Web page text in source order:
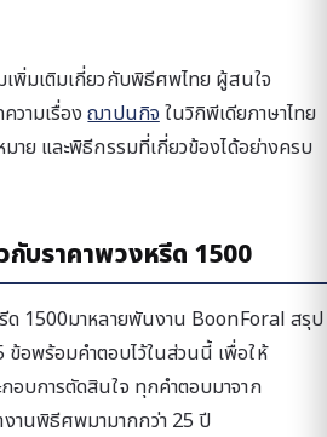
เพิ่มเติมเกี่ยวกับพิธีศพไทย ผู้สนใจ
วามเรื่องฌาปนกิจในวิกิพีเดียภาษาไทย
าย และพิธีกรรมที่เกี่ยวข้องได้อย่างครบ
บราคาพวงหรีด 1500
ด 1500มาหลายพันงาน BoonForal สรุป
อพร้อมคำตอบไว้ในส่วนนี้ เพื่อให้
อบการตัดสินใจ ทุกคำตอบมาจาก
านพิธีศพมามากกว่า 25 ปี